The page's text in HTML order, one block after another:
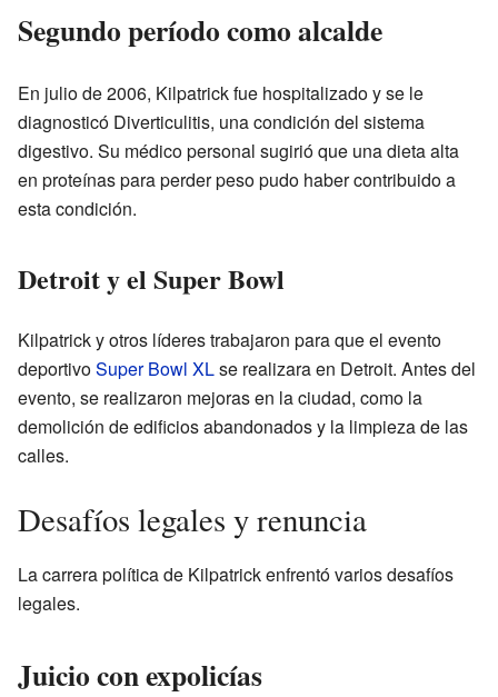
Segundo período como alcalde
En julio de 2006, Kilpatrick fue hospitalizado y se le
diagnosticó Diverticulitis, una condición del sistema
digestivo. Su médico personal sugirió que una dieta alta
en proteínas para perder peso pudo haber contribuido a
esta condición.
Detroit y el Super Bowl
Kilpatrick y otros líderes trabajaron para que el evento
deportivoSuper Bowl XLse realizara en Detroit. Antes del
evento, se realizaron mejoras en la ciudad, como la
demolición de edificios abandonados y la limpieza de las
calles.
Desafíos legales y renuncia
La carrera política de Kilpatrick enfrentó varios desafíos
legales.
Juicio con expolicías